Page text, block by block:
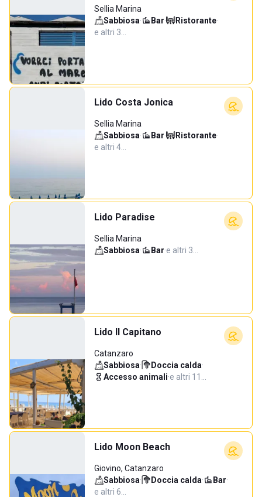
Sellia Marina
Sabbiosa· Bar· Ristorante·
e altri 3…
Lido Costa Jonica
Sellia Marina
Sabbiosa· Bar· Ristorante·
e altri 4…
Lido Paradise
Sellia Marina
Sabbiosa· Bar·e altri 3…
Lido Il Capitano
Catanzaro
Sabbiosa· Doccia calda·
Accesso animali·e altri 11…
Lido Moon Beach
Giovino, Catanzaro
Sabbiosa· Doccia calda· Bar·
e altri 6…